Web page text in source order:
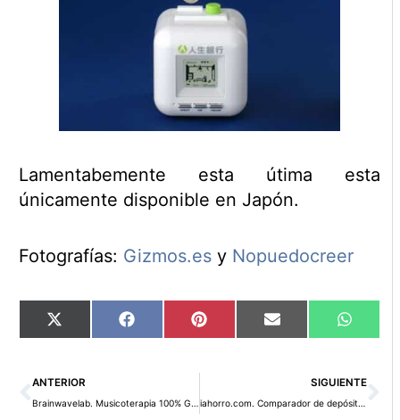
Lamentabemente esta útima esta
únicamente disponible en Japón.
Fotografías: Gizmos.esy Nopuedocreer
Compartir
en
X
(Twitter)
Compartir
en
Facebook Compartir
en
Pinterest Compartir
en
Email
en
Ant
ANTERIOR
Brainwavelab. Musicoterapia 100% Gratis
SIGUIENTE
iahorro.com. Comparador de depósitos bancarios